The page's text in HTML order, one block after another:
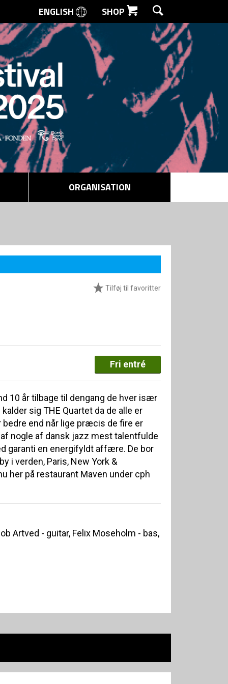
SØG
ENGLISH SHOP
ORGANISATION
Tilføj til favoritter
Fri entré
10 år tilbage til dengang de hver især
sig THE Quartet da de alle er
bedre end når lige præcis de fire er
nogle af dansk jazz mest talentfulde
garanti en energifyldt affære. De bor
i verden, Paris, New York &
her på restaurant Maven under cph
Artved - guitar, Felix Moseholm - bas,